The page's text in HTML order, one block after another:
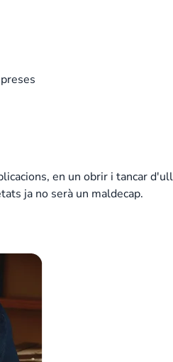
en un obrir i tancar
ja no serà un maldecap.